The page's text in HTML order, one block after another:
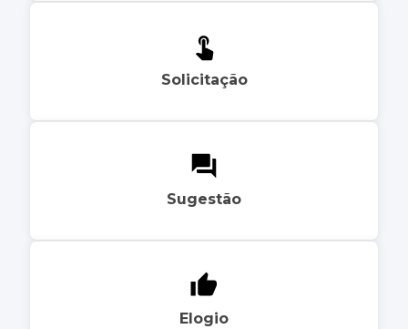
Solicitação
Sugestão
Elogio